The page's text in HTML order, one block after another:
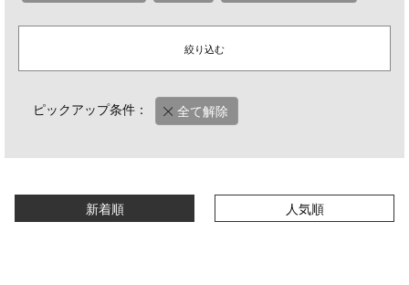
絞り込む
ピックアップ条件： 全て解除
新着順 人気順